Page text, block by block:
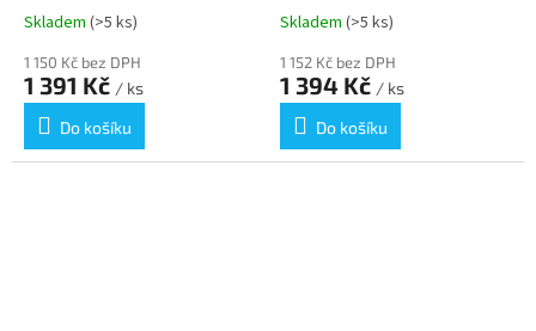
KENSINGTON
Skladem (>5 ks)
1 150 Kč bez DPH
1 391 Kč / ks
Do košíku
Skladem (>5 ks)
1 152 Kč bez DPH
1 394 Kč / ks
Do košíku